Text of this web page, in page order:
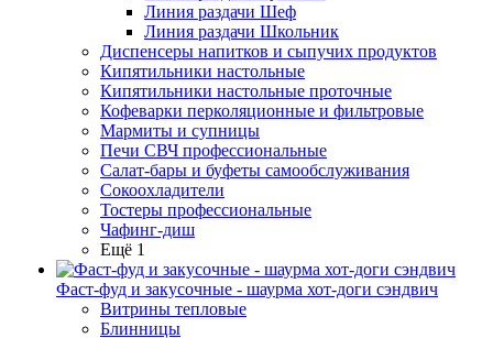
Линия раздачи Шеф
Линия раздачи Школьник
Диспенсеры напитков и сыпучих продуктов
Кипятильники настольные
Кипятильники настольные проточные
Кофеварки перколяционные и фильтровые
Мармиты и супницы
Печи СВЧ профессиональные
Салат-бары и буфеты самообслуживания
Сокоохладители
Тостеры профессиональные
Чафинг-диш
Ещё 1
Фаст-фуд и закусочные - шаурма хот-доги сэндвич
Витрины тепловые
Блинницы